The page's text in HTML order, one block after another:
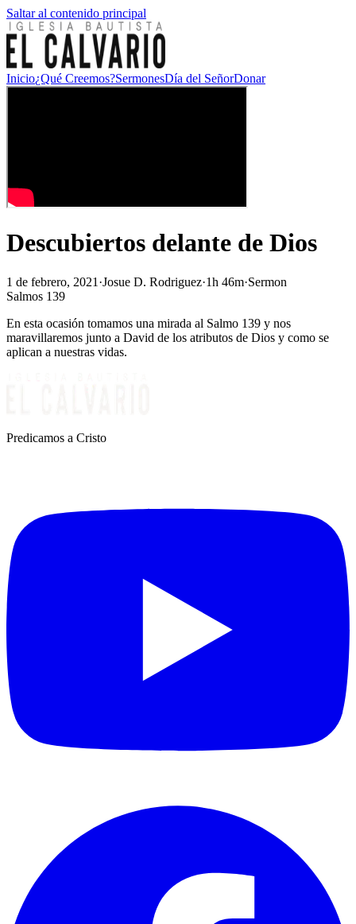
Saltar al contenido principal
Inicio¿Qué Creemos?SermonesDía del SeñorDonar
Descubiertos delante de Dios
1 de febrero, 2021 ·Josue D. Rodriguez·1h 46m·Sermon
Salmos 139
En esta ocasión tomamos una mirada al Salmo 139 y nos
maravillaremos junto a David de los atributos de Dios y como se
aplican a nuestras vidas.
Predicamos a Cristo